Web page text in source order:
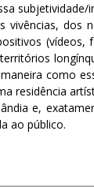
vivências, dos
como
residência
e,
ao público.